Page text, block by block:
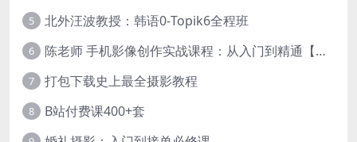
5 北外汪波教授：韩语0-Topik6全程班
6 陈老师 手机影像创作实战课程：从入门到精通【完结】
7 打包下载史上最全摄影教程
8 B站付费课400+套